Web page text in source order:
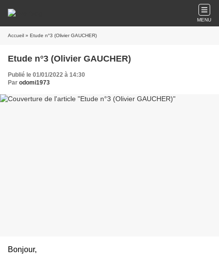
MENU
Accueil » Etude n°3 (Olivier GAUCHER)
Etude n°3 (Olivier GAUCHER)
Publié le 01/01/2022 à 14:30
Par odomi1973
Bonjour,